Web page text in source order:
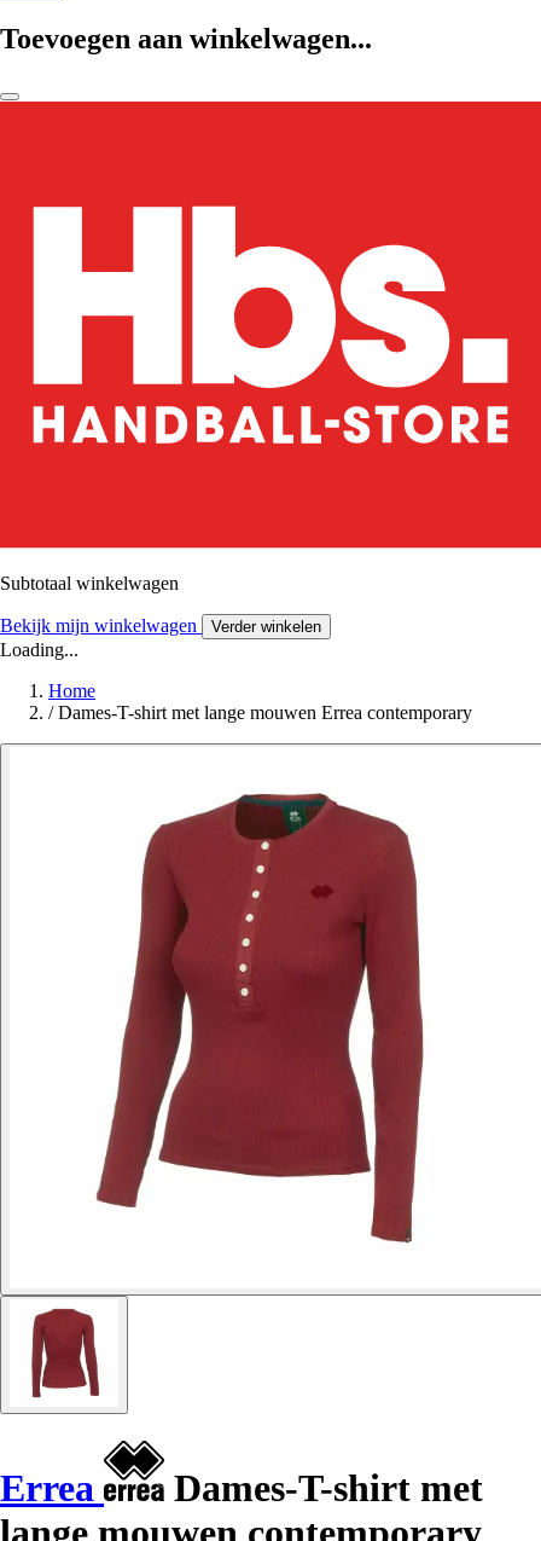
Toevoegen aan winkelwagen...
Subtotaal winkelwagen
Bekijk mijn winkelwagen Verder winkelen
Loading...
Home
/ Dames-T-shirt met lange mouwen Errea contemporary
Errea
Dames-T-shirt met